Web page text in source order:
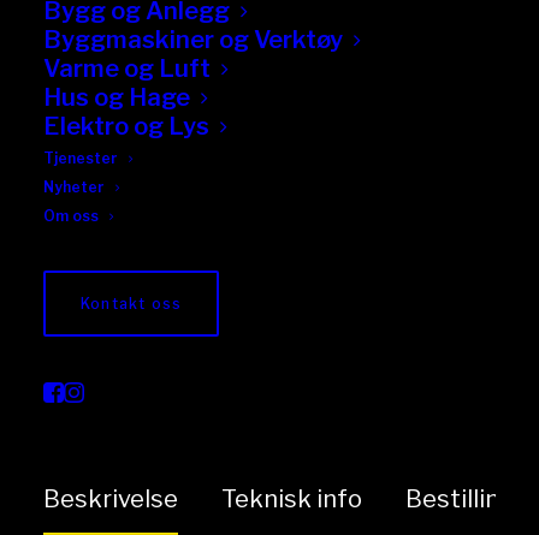
Bygg og Anlegg
Byggmaskiner og Verktøy
Varme og Luft
Hus og Hage
Elektro og Lys
Tjenester
Nyheter
Om oss
Kontakt oss
Gipsbord/Platevogn
Gigant
Beskrivelse Teknisk info Bestilling